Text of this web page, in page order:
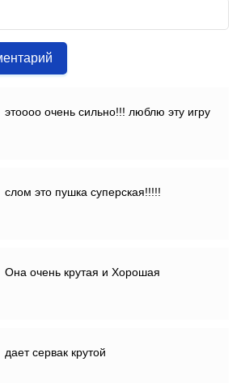
этоооо очень сильно!!! люблю эту игру
слом это пушка суперская!!!!!
Она очень крутая и Хорошая
дает сервак крутой